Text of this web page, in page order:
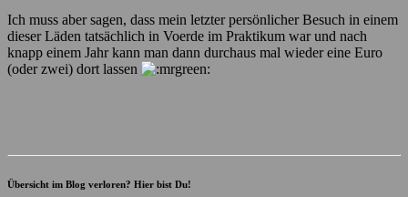
Ich muss aber sagen, dass mein letzter persönlicher Besuch in einem
dieser Läden tatsächlich in Voerde im Praktikum war und nach
knapp einem Jahr kann man dann durchaus mal wieder eine Euro
(oder zwei) dort lassen
Übersicht im Blog verloren? Hier bist Du!